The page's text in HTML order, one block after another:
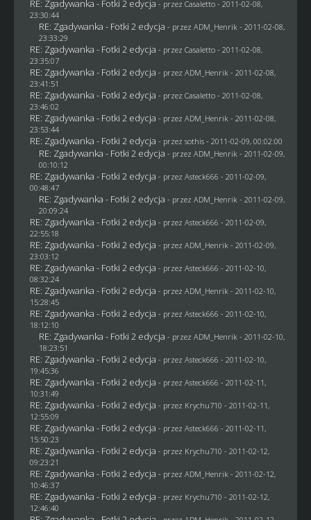
RE: Zgadywanka - Fotki 2 edycja - przez Casaletto- 2011-02-08,
23:30:44
RE: Zgadywanka - Fotki 2 edycja - przez ADM_Henrik - 2011-02-08,
23:33:29
RE: Zgadywanka - Fotki 2 edycja - przez Casaletto- 2011-02-08,
23:35:07
RE: Zgadywanka - Fotki 2 edycja - przez ADM_Henrik - 2011-02-08,
23:41:51
RE: Zgadywanka - Fotki 2 edycja - przez Casaletto- 2011-02-08,
23:46:02
RE: Zgadywanka - Fotki 2 edycja - przez ADM_Henrik - 2011-02-08,
23:53:44
RE: Zgadywanka - Fotki 2 edycja - przez sothis- 2011-02-09, 00:02:00
RE: Zgadywanka - Fotki 2 edycja - przez ADM_Henrik - 2011-02-09,
00:10:12
RE: Zgadywanka - Fotki 2 edycja - przez Asteck666 - 2011-02-09,
00:48:47
RE: Zgadywanka - Fotki 2 edycja - przez ADM_Henrik - 2011-02-09,
20:09:24
RE: Zgadywanka - Fotki 2 edycja - przez Asteck666 - 2011-02-09,
22:55:18
RE: Zgadywanka - Fotki 2 edycja - przez ADM_Henrik - 2011-02-09,
23:03:12
RE: Zgadywanka - Fotki 2 edycja - przez Asteck666 - 2011-02-10,
08:32:24
RE: Zgadywanka - Fotki 2 edycja - przez ADM_Henrik - 2011-02-10,
15:28:45
RE: Zgadywanka - Fotki 2 edycja - przez Asteck666 - 2011-02-10,
18:12:10
RE: Zgadywanka - Fotki 2 edycja - przez ADM_Henrik - 2011-02-10,
18:23:51
RE: Zgadywanka - Fotki 2 edycja - przez Asteck666 - 2011-02-10,
19:45:36
RE: Zgadywanka - Fotki 2 edycja - przez Asteck666 - 2011-02-11,
10:31:49
RE: Zgadywanka - Fotki 2 edycja - przez Krychu710 - 2011-02-11,
12:55:09
RE: Zgadywanka - Fotki 2 edycja - przez Asteck666 - 2011-02-11,
15:50:23
RE: Zgadywanka - Fotki 2 edycja - przez Krychu710 - 2011-02-12,
09:23:21
RE: Zgadywanka - Fotki 2 edycja - przez ADM_Henrik - 2011-02-12,
10:46:37
RE: Zgadywanka - Fotki 2 edycja - przez Krychu710 - 2011-02-12,
12:46:40